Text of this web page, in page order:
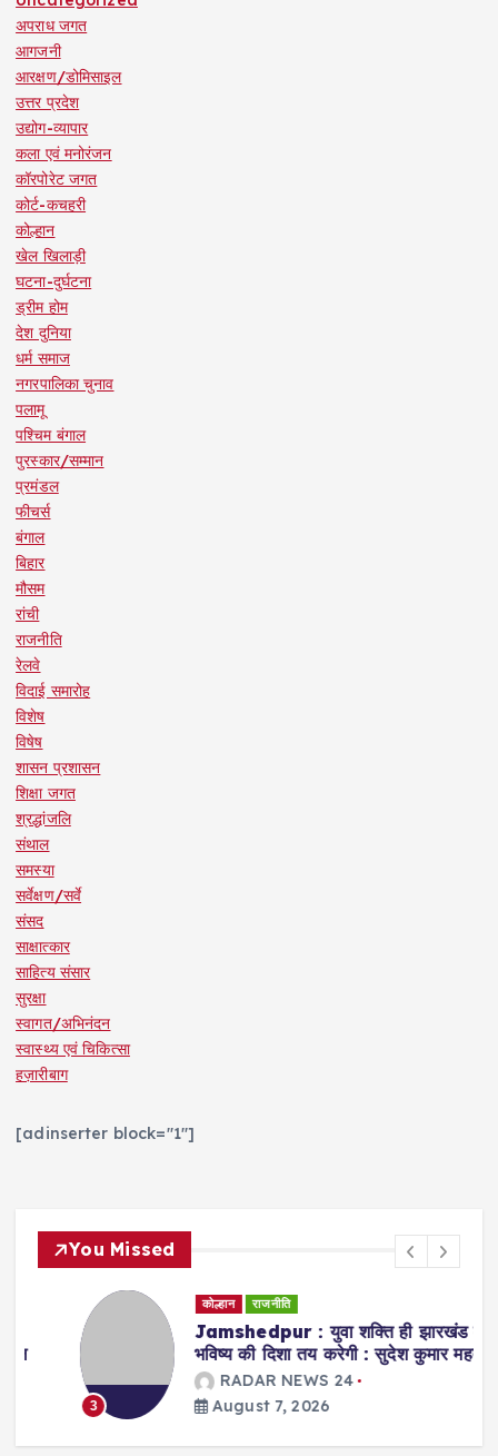
अपराध जगत
आगजनी
आरक्षण/डोमिसाइल
उत्तर प्रदेश
उद्योग-व्यापार
कला एवं मनोरंजन
कॉरपोरेट जगत
कोर्ट-कचहरी
कोल्हान
खेल खिलाड़ी
घटना-दुर्घटना
ड्रीम होम
देश दुनिया
धर्म समाज
नगरपालिका चुनाव
पलामू
पश्चिम बंगाल
पुरस्कार/सम्मान
प्रमंडल
फीचर्स
बंगाल
बिहार
मौसम
रांची
राजनीति
रेलवे
विदाई समारोह
विशेष
विषेष
शासन प्रशासन
शिक्षा जगत
श्रद्धांजलि
संथाल
समस्या
सर्वेक्षण/सर्वे
संसद
साक्षात्कार
साहित्य संसार
सुरक्षा
स्वागत/अभिनंदन
स्वास्थ्य एवं चिकित्सा
हज़ारीबाग
[adinserter block="1"]
You Missed
राजनीति
Jamshedpur : युवा शक्ति ही झारखंड के
भविष्य की दिशा तय करेगी : सुदेश कुमार महतो
RADAR NEWS 24
August 7, 2026